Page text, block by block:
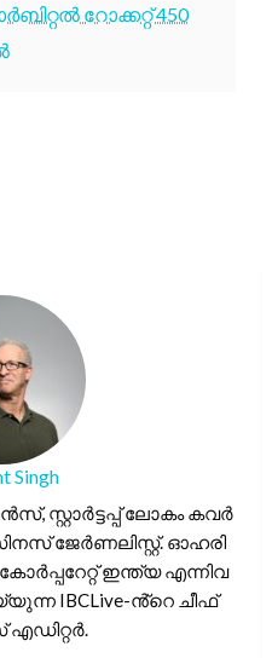
റോക്കറ്റ് 450
Singh
സ്റ്റാർട്ടപ്പ് ലോകം കവർ
ജേർണലിസ്റ്റ്. ഓഹരി
ഇന്ത്യ എന്നിവ
IBCLive-ൻ്റെ ചീഫ്